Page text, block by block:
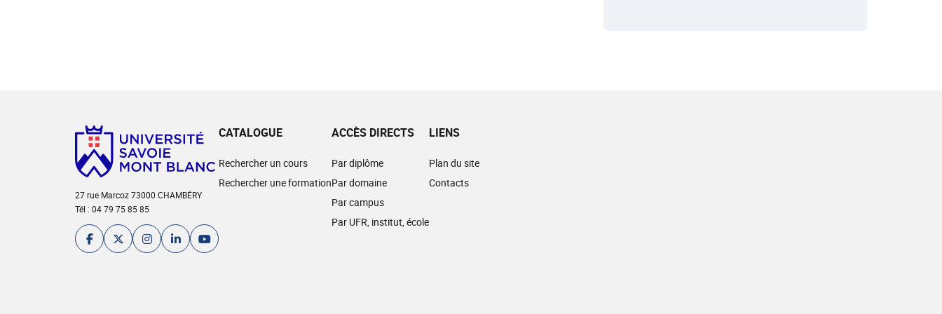
27 rue Marcoz 73000 CHAMBÉRY
Tél : 04 79 75 85 85
CATALOGUE
Rechercher un cours
Rechercher une formation
ACCÈS DIRECTS
Par diplôme
Par domaine
Par campus
Par UFR, institut, école
LIENS
Plan du site
Contacts